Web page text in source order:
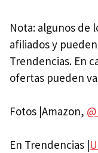
Nota: algunos de
afiliados y
Trendencias. En
ofertas pueden
Fotos |Amazon,
En Trendencias |